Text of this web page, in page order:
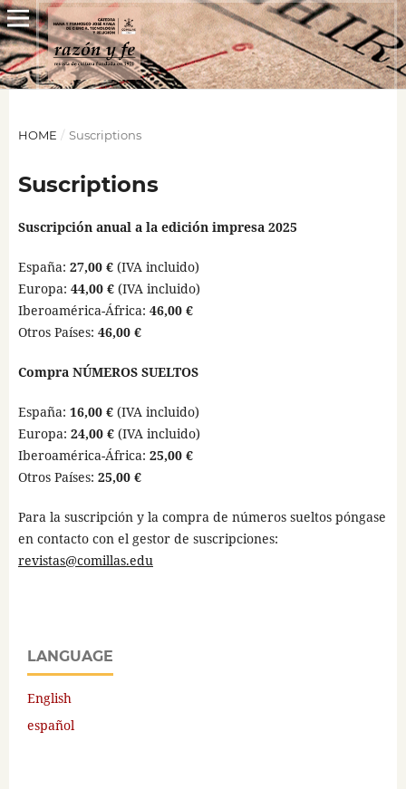
HOME / Suscriptions
Suscriptions
Suscripción anual a la edición impresa 2025
España: 27,00 €(IVA incluido)
Europa: 44,00 €(IVA incluido)
Iberoamérica-África: 46,00 €
Otros Países: 46,00 €
Compra NÚMEROS SUELTOS
España: 16,00 €(IVA incluido)
Europa: 24,00 €(IVA incluido)
Iberoamérica-África: 25,00 €
Otros Países: 25,00 €
Para la suscripción y la compra de números sueltos póngase
en contacto con el gestor de suscripciones:
revistas@comillas.edu
LANGUAGE
English
español